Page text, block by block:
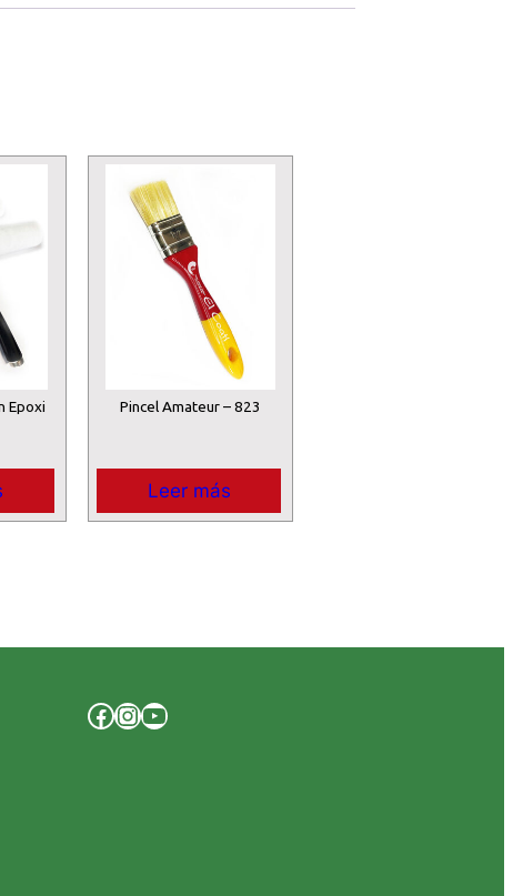
Epoxi Pincel Amateur – 823
Leer más
Facebook InstagramYouTube